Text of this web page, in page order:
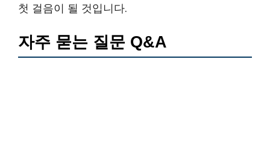
첫 걸음이 될 것입니다.
자주 묻는 질문 Q&A